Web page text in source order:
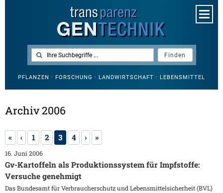
PFLANZEN · FORSCHUNG · LANDWIRTSCHAFT · LEBENSMITTEL
Archiv 2006
« ‹ 1 2 3 4 › »
16. Juni 2006
Gv-Kartoffeln als Produktionssystem für Impfstoffe:
Versuche genehmigt
Das Bundesamt für Verbraucherschutz und Lebensmittelsicherheit (BVL)